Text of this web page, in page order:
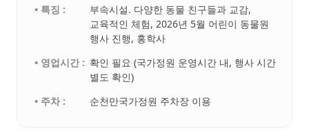
• 특징 :
부속시설. 다양한 동물 친구들과 교감,
교육적인 체험, 2026년 5월 어린이 동물원
행사 진행, 홍학사
• 영업시간 : 확인 필요 (국가정원 운영시간 내, 행사 시간
별도 확인)
• 주차 :
순천만국가정원 주차장 이용